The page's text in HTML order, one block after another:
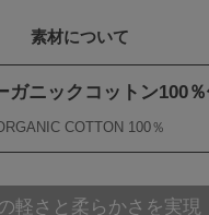
素材について
ガニックコットン100％
COTTON 100％
軽さと柔らかさを実現